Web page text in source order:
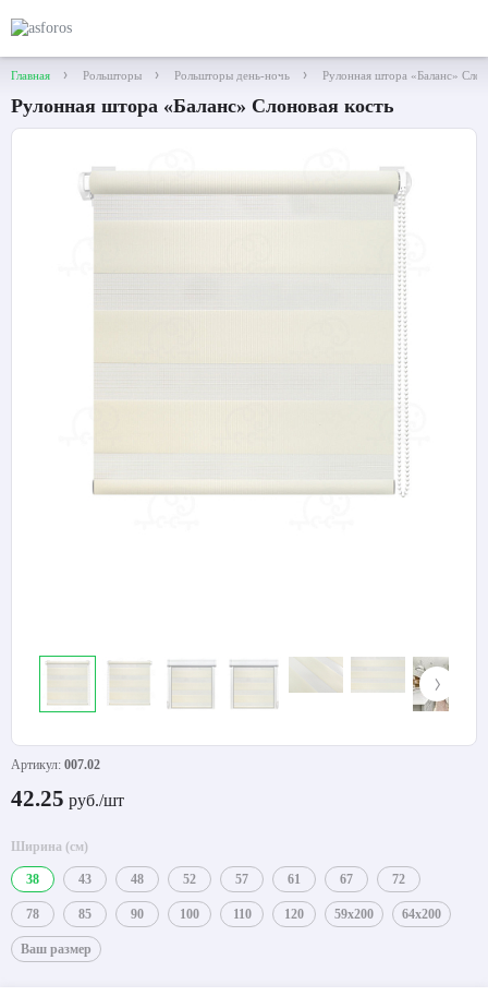
Главная Рольшторы Рольшторы день-ночь Рулонная штора «Баланс»
Рулонная штора «Баланс» Слоновая кость
Артикул: 007.02
42.25 руб./шт
Ширина (см)
38 43 48 52 57 61 67 72
78 85 90 100 110 120 59x200 64x200
Ваш размер